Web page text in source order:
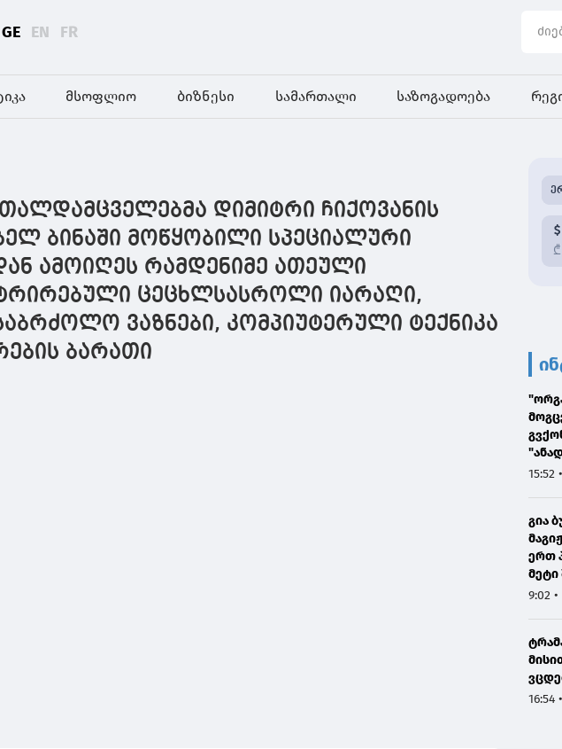
GE EN FR
მსოფლიო ბიზნესი სამართალი საზოგადოება
დიმიტრი ჩიქოვანის
ბინაში მოწყობილი სპეციალური
ამოიღეს რამდენიმე ათეული
ცეცხლსასროლი იარაღი,
ვაზნები, კომპიუტერული ტექნიკა
ბარათი
15:52
გია
ერთ
9:02
16:54